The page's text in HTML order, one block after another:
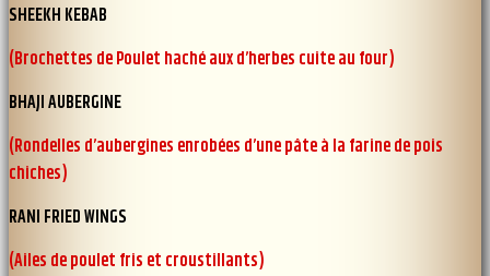
SHEEKH KEBAB
(Brochettes de Poulet haché aux d’herbes cuite au four)
BHAJI AUBERGINE
(Rondelles d’aubergines enrobées d’une pâte à la farine de pois
chiches)
RANI FRIED WINGS
(Ailes de poulet fris et croustillants)